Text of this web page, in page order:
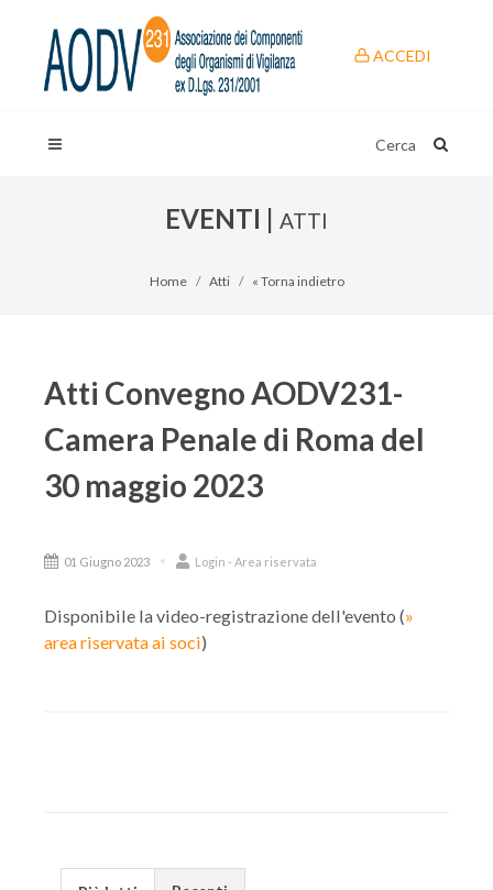
ACCEDI
Cerca
EVENTI | ATTI
Home Atti « Torna indietro
Atti Convegno AODV231-
Camera Penale di Roma del
30 maggio 2023
01 Giugno 2023 Login - Area riservata
Disponibile la video-registrazione dell'evento (»
area riservata ai soci)